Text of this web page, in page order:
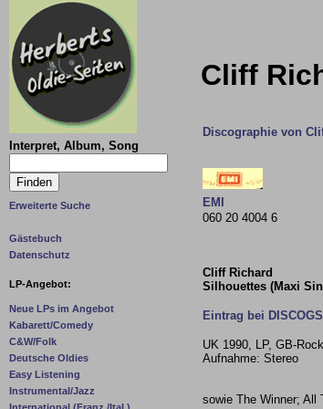
Interpret, Album, Song
Erweiterte Suche
Gästebuch
Datenschutz
LP-Angebot:
Neue LPs im Angebot
Kabarett/Comedy
C&W/Folk
Deutsche Oldies
Easy Listening
Instrumental/Jazz
Cliff
Discographie von
EMI
060 20 4004 6
Cliff Richard
Silhouettes (Maxi
Eintrag bei
UK 1990, LP, GB-Rock
Aufnahme: Stereo
sowie The Winner; All